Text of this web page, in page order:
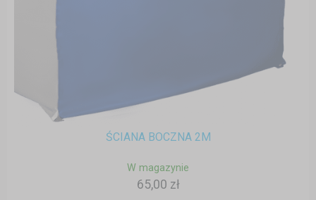
ŚCIANA BOCZNA 2M
W magazynie
65,00 zł